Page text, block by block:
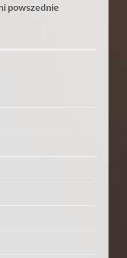
powszednie